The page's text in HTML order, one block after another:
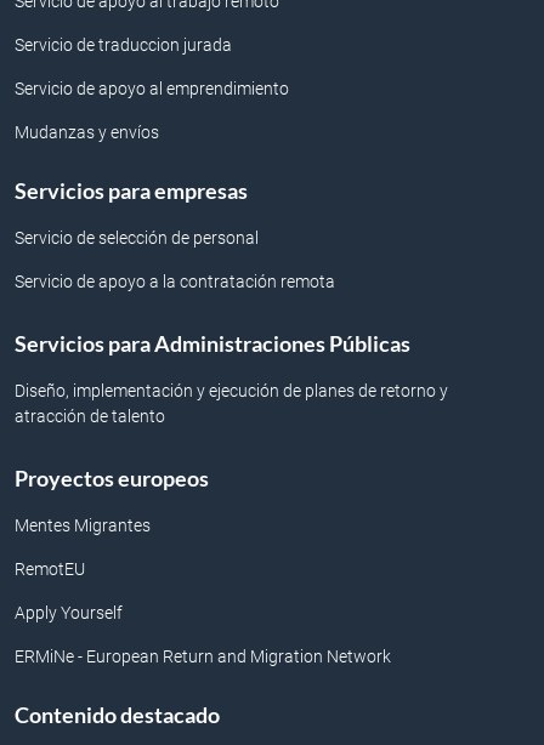
Servicio de traduccion jurada
Servicio de apoyo al emprendimiento
Mudanzas y envíos
Servicios para empresas
Servicio de selección de personal
Servicio de apoyo a la contratación remota
Servicios para Administraciones Públicas
Diseño, implementación y ejecución de planes de retorno y
atracción de talento
Proyectos europeos
Mentes Migrantes
RemotEU
Apply Yourself
ERMiNe - European Return and Migration Network
Contenido destacado